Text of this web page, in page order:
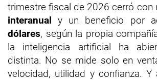
trimestre fiscal de 2026 cerró con
interanual y un beneficio por
dólares, según la propia
la inteligencia artificial ha
distinta. No se mide solo en
velocidad, utilidad y confianza. Y